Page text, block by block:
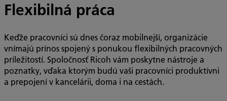
Flexibilná práca
Keďže pracovníci sú dnes čoraz mobilnejší, organizácie
vnímajú prínos spojený s ponukou flexibilných pracovných
príležitostí. Spoločnosť Ricoh vám poskytne nástroje a
poznatky, vďaka ktorým budú vaši pracovníci produktívni
a prepojení v kancelárii, doma i na cestách.